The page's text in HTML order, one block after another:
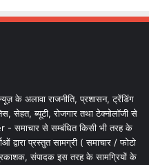
के अलावा राजनीति, प्रशासन, ट्रेंडिंग
सेहत, ब्यूटी, रोजगार तथा टेक्नोलॉजी से
- समाचार से सम्बंधित किसी भी तरह के
द्वारा प्रस्तुत सामग्री ( समाचार / फोटो
संपादक इस तरह के सामग्रियों के